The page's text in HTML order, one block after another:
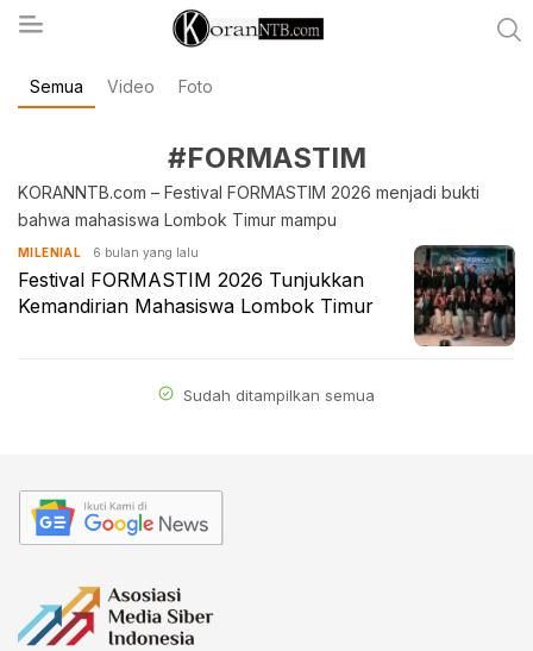
koranntb.com
Semua Video Foto
#FORMASTIM
KORANNTB.com – Festival FORMASTIM 2026 menjadi bukti
bahwa mahasiswa Lombok Timur mampu
MILENIAL 6 bulan yang lalu
Festival FORMASTIM 2026 Tunjukkan
Kemandirian Mahasiswa Lombok Timur
Sudah ditampilkan semua